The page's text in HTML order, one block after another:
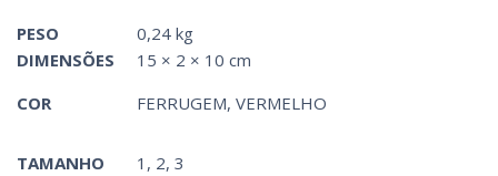
PESO
0,24 kg
DIMENSÕES
15 × 2 × 10 cm
COR
FERRUGEM, VERMELHO
TAMANHO 1, 2, 3